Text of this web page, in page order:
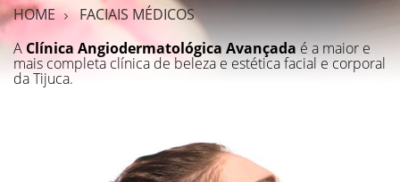
HOME
FACIAIS MÉDICOS
A Clínica Angiodermatológica Avançada é a maior e
mais completa clínica de beleza e estética facial e corporal
da Tijuca.